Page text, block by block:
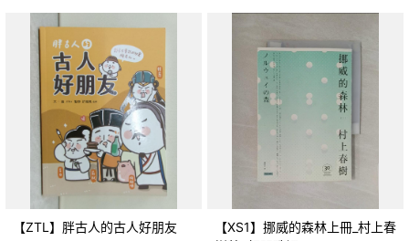
【ZTL】胖古人的古人好朋友
【XS1】挪威的森林上冊_村上春